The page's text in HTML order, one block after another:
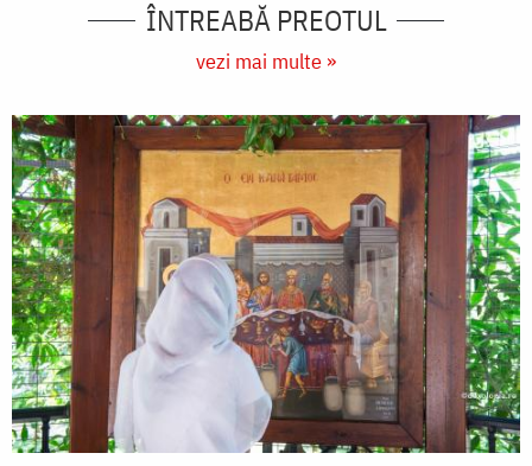
ÎNTREABĂ PREOTUL
vezi mai multe »